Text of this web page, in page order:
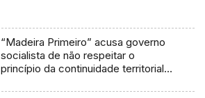
“Madeira Primeiro” acusa governo
socialista de não respeitar o
princípio da continuidade territorial